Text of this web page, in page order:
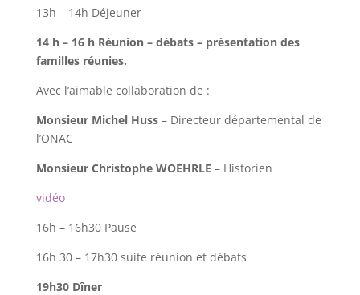
13h – 14h Déjeuner
14 h – 16 h Réunion – débats – présentation des
familles réunies.
Avec l’aimable collaboration de :
Monsieur Michel Huss– Directeur départemental de
l’ONAC
Monsieur Christophe WOEHRLE – Historien
vidéo
16h – 16h30 Pause
16h 30 – 17h30 suite réunion et débats
19h30 Dîner